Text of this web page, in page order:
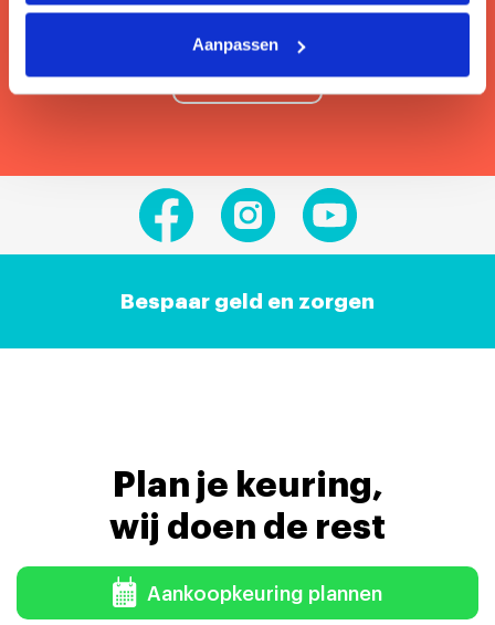
Aanpassen
gebruikers.
Lees meer
Bespaar geld en zorgen
Plan je keuring,
wij doen de rest
Aankoopkeuring plannen